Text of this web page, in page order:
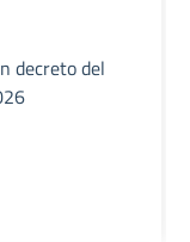
decreto del